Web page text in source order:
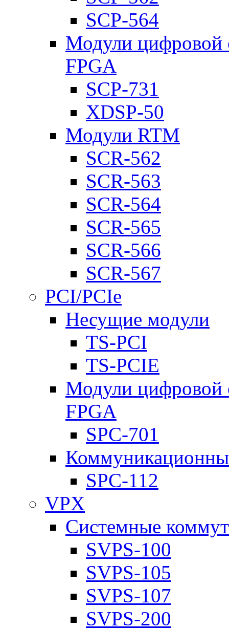
SCP-564
Модули цифровой
FPGA
SCP-731
XDSP-50
Модули RTM
SCR-562
SCR-563
SCR-564
SCR-565
SCR-566
SCR-567
PCI/PCIe
Несущие модули
TS-PCI
TS-PCIE
Модули цифровой
FPGA
SPC-701
SPC-112
VPX
Системные
SVPS-100
SVPS-105
SVPS-107
SVPS-200